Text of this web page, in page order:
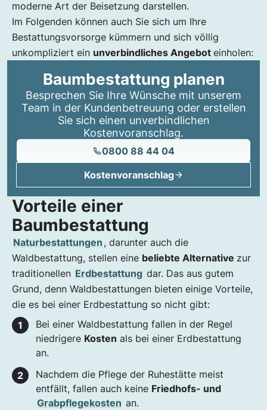
moderne Art der Beisetzung darstellen.
Im Folgenden können auch Sie sich um Ihre
Bestattungsvorsorge kümmern und sich völlig
unkompliziert ein unverbindliches Angebot einholen:
Baumbestattung planen
Besprechen Sie Ihre Wünsche mit unserem
Team in der Kundenbetreuung oder erstellen
Sie sich einen unverbindlichen
Kostenvoranschlag.
0800 88 44 04
Kostenvoranschlag
Vorteile einer
Baumbestattung
Naturbestattungen , darunter auch die
Waldbestattung, stellen eine beliebte Alternative zur
traditionellen Erdbestattung dar. Das aus gutem
Grund, denn Waldbestattungen bieten einige Vorteile,
die es bei einer Erdbestattung so nicht gibt:
Bei einer Waldbestattung fallen in der Regel
niedrigere Kosten als bei einer Erdbestattung
an.
Nachdem die Pflege der Ruhestätte meist
entfällt, fallen auch keine Friedhofs- und
Grabpflegekosten an.